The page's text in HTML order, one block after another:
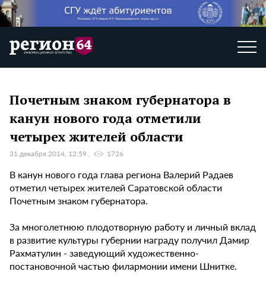
Почетным знаком губернатора в
канун нового года отметили
четырех жителей области
31 декабря 2014, 12:59 1726
В канун нового года глава региона Валерий Радаев
отметил четырех жителей Саратовской области
Почетным знаком губернатора.
За многолетнюю плодотворную работу и личный вклад
в развитие культуры губернии награду получил Дамир
Рахматулин - заведующий художественно-
постановочной частью филармонии имени Шнитке.